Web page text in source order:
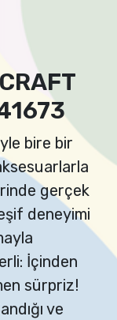
bire bir
gerçek
deneyimi
İçinden
sürpriz!
ve